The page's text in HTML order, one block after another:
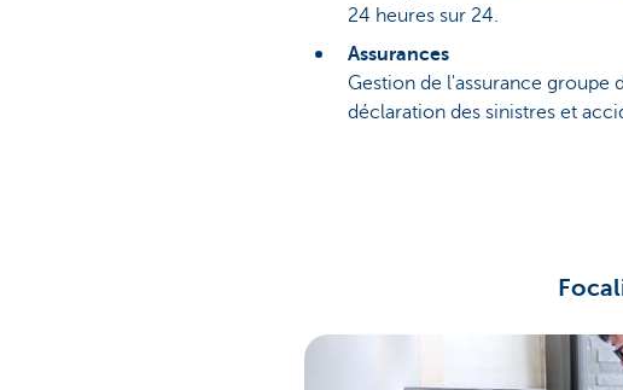
24 heures sur 24.
Assurances
Gestion de l'assurance groupe
déclaration des sinistres et